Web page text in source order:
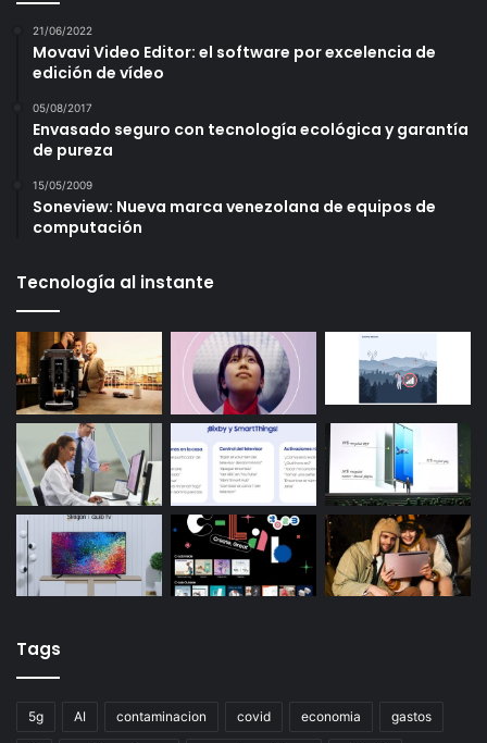
21/06/2022
Movavi Video Editor: el software por excelencia de
edición de vídeo
05/08/2017
Envasado seguro con tecnología ecológica y garantía
de pureza
15/05/2009
Soneview: Nueva marca venezolana de equipos de
computación
Tecnología al instante
Tags
5g AI contaminacion covid economia gastos